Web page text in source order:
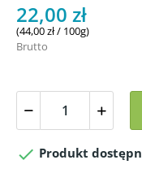
22,00 zł
(44,00 zł / 100g)
Brutto
 Produkt